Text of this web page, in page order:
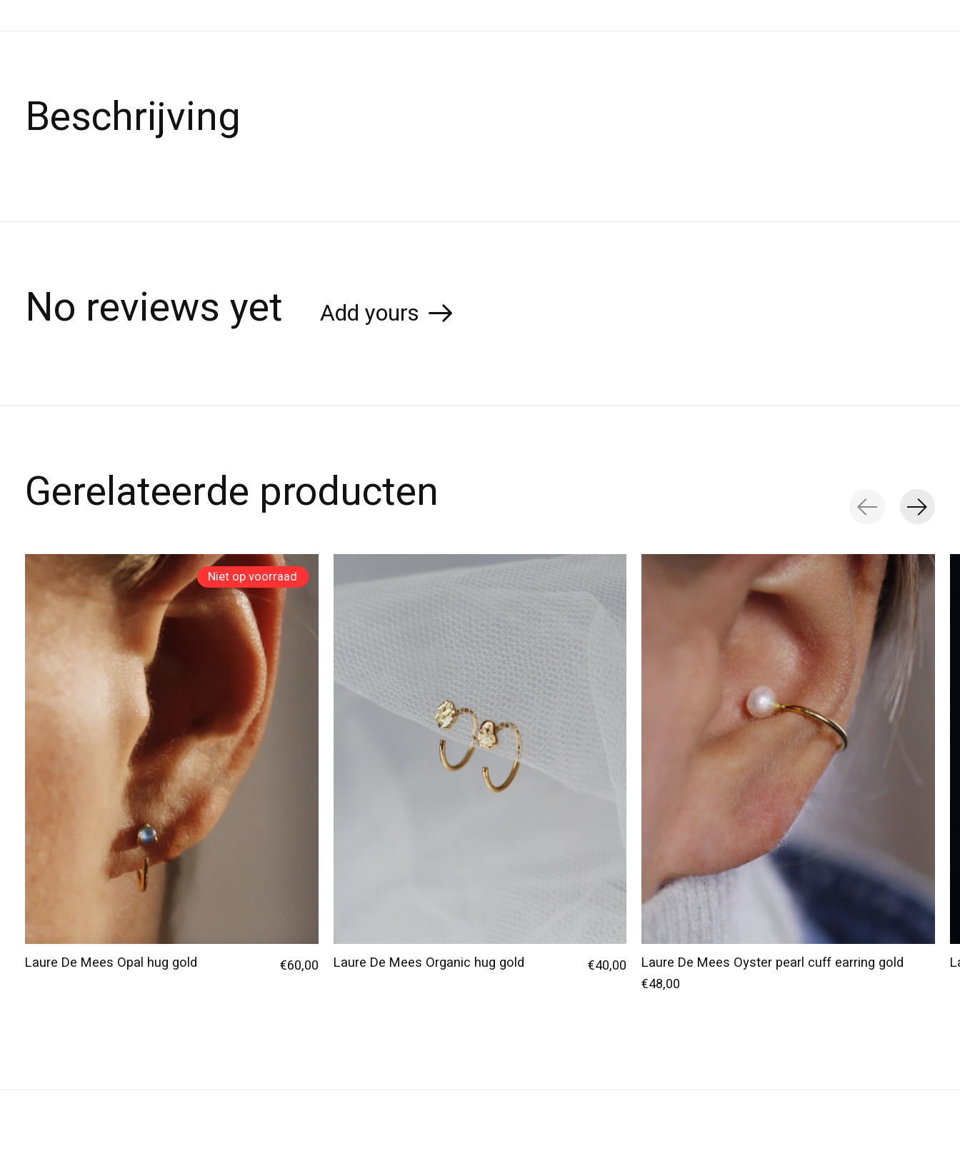
Beschrijving
No reviews yet Add yours
Gerelateerde producten
Carousel items Niet op voorraad
Laure De Mees Opal hug gold €60,00 Laure De Mees Organic hug gold €40,00
Laure De Mees Oyster pearl cuff earring gold
€48,00